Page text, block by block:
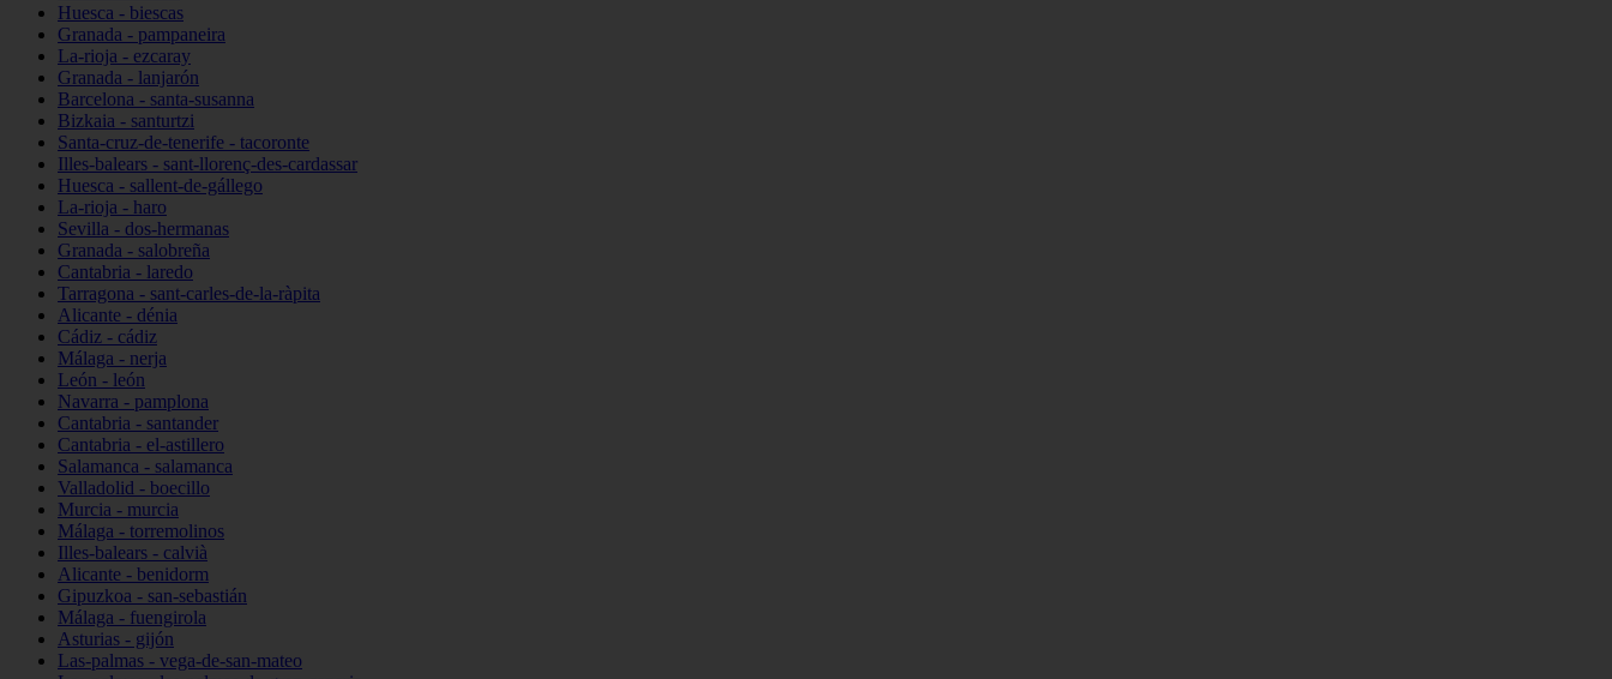
Huesca - biescas
Granada - pampaneira
La-rioja - ezcaray
Granada - lanjarón
Barcelona - santa-susanna
Bizkaia - santurtzi
Santa-cruz-de-tenerife - tacoronte
Illes-balears - sant-llorenç-des-cardassar
Huesca - sallent-de-gállego
La-rioja - haro
Sevilla - dos-hermanas
Granada - salobreña
Cantabria - laredo
Tarragona - sant-carles-de-la-ràpita
Alicante - dénia
Cádiz - cádiz
Málaga - nerja
León - león
Navarra - pamplona
Cantabria - santander
Cantabria - el-astillero
Salamanca - salamanca
Valladolid - boecillo
Murcia - murcia
Málaga - torremolinos
Illes-balears - calvià
Alicante - benidorm
Gipuzkoa - san-sebastián
Málaga - fuengirola
Asturias - gijón
Las-palmas - vega-de-san-mateo